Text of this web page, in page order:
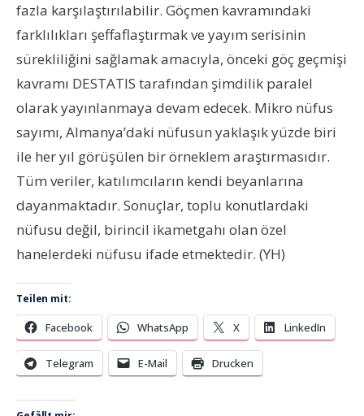
fazla karşılaştırılabilir. Göçmen kavramındaki
farklılıkları şeffaflaştırmak ve yayım serisinin
sürekliliğini sağlamak amacıyla, önceki göç geçmişi
kavramı DESTATIS tarafından şimdilik paralel
olarak yayınlanmaya devam edecek. Mikro nüfus
sayımı, Almanya’daki nüfusun yaklaşık yüzde biri
ile her yıl görüşülen bir örneklem araştırmasıdır.
Tüm veriler, katılımcıların kendi beyanlarına
dayanmaktadır. Sonuçlar, toplu konutlardaki
nüfusu değil, birincil ikametgahı olan özel
hanelerdeki nüfusu ifade etmektedir. (YH)
Teilen mit:
Facebook WhatsApp X LinkedIn
Telegram E-Mail Drucken